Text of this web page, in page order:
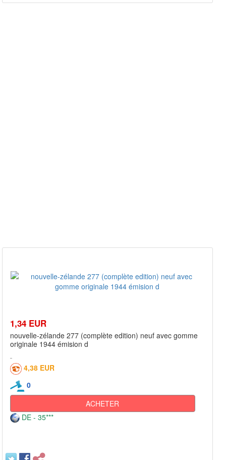
1,34 EUR
nouvelle-zélande 277 (complète edition) neuf avec gomme
originale 1944 émision d
4,38 EUR
0
ACHETER
DE - 35***